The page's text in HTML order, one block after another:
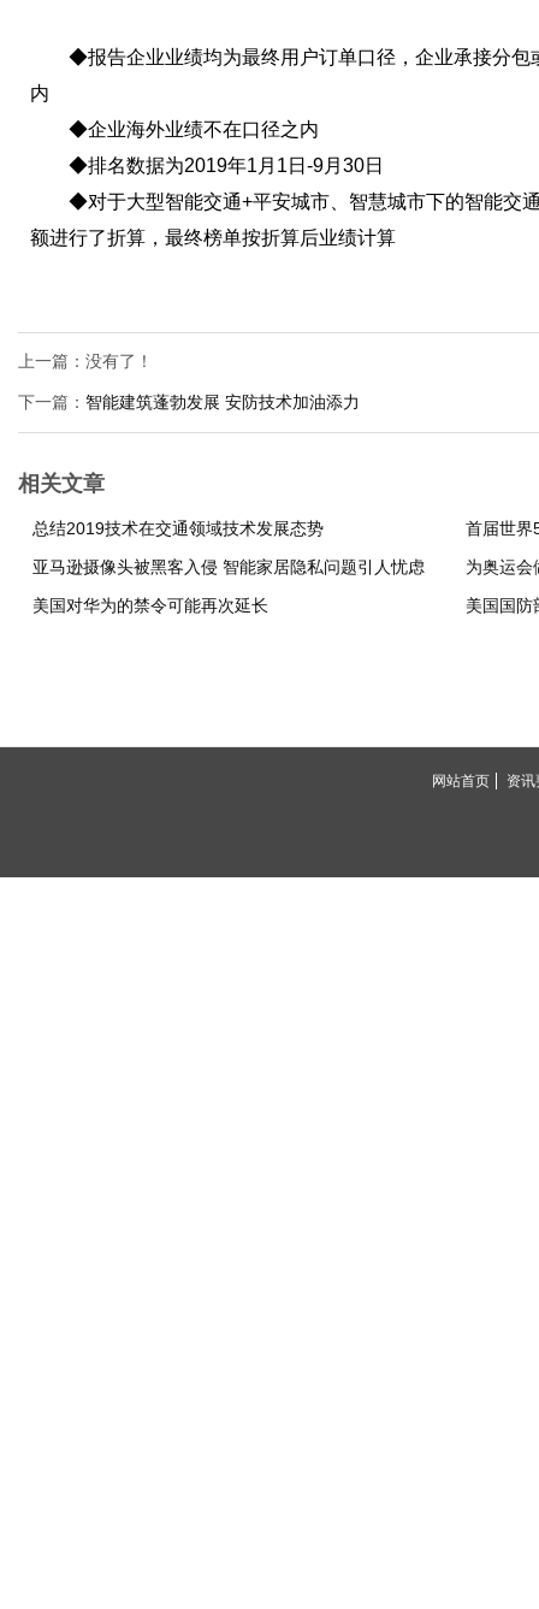
◆报告企业业绩均为最终用户订单口径，企业承接分包
内
◆企业海外业绩不在口径之内
◆排名数据为2019年1月1日-9月30日
◆对于大型智能交通+平安城市、智慧城市下的智能交通
额进行了折算，最终榜单按折算后业绩计算
上一篇：没有了！
下一篇： 智能建筑蓬勃发展 安防技术加油添力
相关文章
总结2019技术在交通领域技术发展态势
亚马逊摄像头被黑客入侵 智能家居隐私问题引人忧虑
为奥运会
美国对华为的禁令可能再次延长
网站首页 资讯